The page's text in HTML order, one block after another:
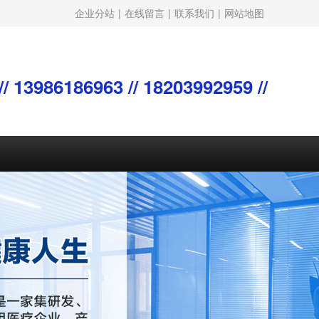
企业分站 | 在线留言 | 联系我们 | 网站地图
13986186963 // 18203992959 //